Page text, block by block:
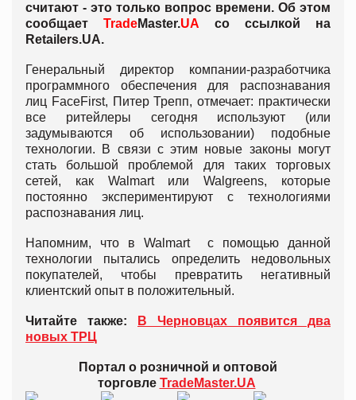
считают - это только вопрос времени. Об этом
сообщаетTradeMaster.UA со ссылкой на
Retailers.UA.
Генеральный директор компании-разработчика
программного обеспечения для распознавания
лиц FaceFirst, Питер Трепп, отмечает: практически
все ритейлеры сегодня используют (или
задумываются об использовании) подобные
технологии. В связи с этим новые законы могут
стать большой проблемой для таких торговых
сетей, как Walmart или Walgreens, которые
постоянно экспериментируют с технологиями
распознавания лиц.
Напомним, что в Walmart с помощью данной
технологии пытались определить недовольных
покупателей, чтобы превратить негативный
клиентский опыт в положительный.
Читайте также:
В Черновцах появится два
новых ТРЦ
Портал о розничной и оптовой
торговле TradeMaster.UA